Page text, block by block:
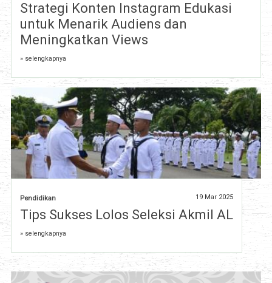
Strategi Konten Instagram Edukasi
untuk Menarik Audiens dan
Meningkatkan Views
» selengkapnya
Pendidikan 19 Mar 2025
Tips Sukses Lolos Seleksi Akmil AL
» selengkapnya